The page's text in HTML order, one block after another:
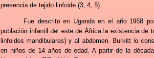
presencia de tejido linfoide (3, 4, 5).
Fue descrito en Uganda en el año 1958
población infantil del este de África la existencia de
linfoides mandibulares) y al abdomen. Burkitt lo
en niños de 14 años de edad. A partir de la